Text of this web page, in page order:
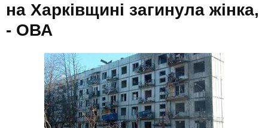
на Харківщині загинула жінка,
- ОВА